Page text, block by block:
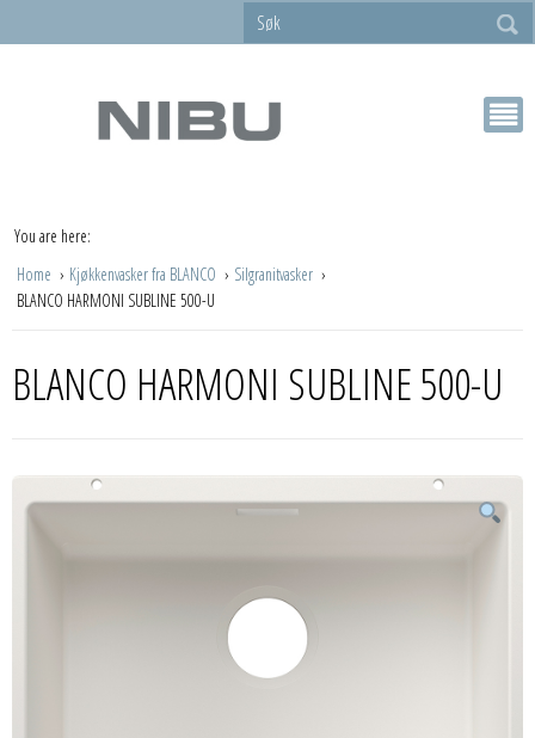
You are here:
Home
Kjøkkenvasker fra BLANCO
Silgranitvasker
BLANCO HARMONI SUBLINE 500-U
BLANCO HARMONI SUBLINE 500-U